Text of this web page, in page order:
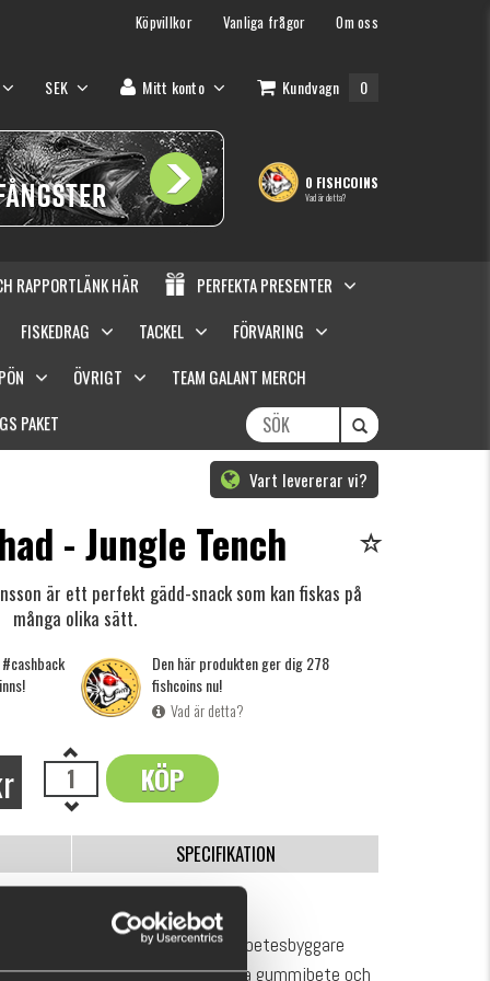
Köpvillkor Vanliga frågor Om oss
SEK Mitt konto Kundvagn 0
0 FISHCOINS
Vad är detta?
RAPPORTLÄNK HÄR
PERFEKTA PRESENTER
FISKEDRAG TACKEL
FÖRVARING
ÖVRIGT
TEAM GALANT MERCH
PAKET
Vart levererar vi?
- Jungle Tench
är ett perfekt gädd-snack som kan fiskas på
många olika sätt.
Den här produkten ger dig 278
fishcoins nu!
Vad är detta?
KÖP
OK
SPECIFIKATION
Galant, är en ung fiskare och betesbyggare
Flatnose Shad är hans första gummibete och